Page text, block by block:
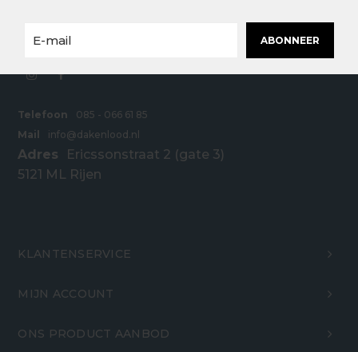
ABONNEER
Telefoon
085 - 066 61 85
Mail
info@dakenlood.nl
Adres
Ericssonstraat 2 (gate 3)
5121 ML Rijen
KLANTENSERVICE
MIJN ACCOUNT
ONS PRODUCT AANBOD